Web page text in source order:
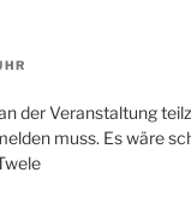
der Veranstaltung
muss. Es wäre